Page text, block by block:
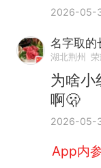
2026-05-
名字取的
湖北荆州
为啥小
啊🫢
2026-05-
App内